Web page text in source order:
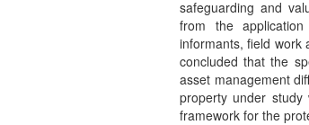
safeguarding and
from the
informants, field work
concluded that the
asset management
property under
framework for the